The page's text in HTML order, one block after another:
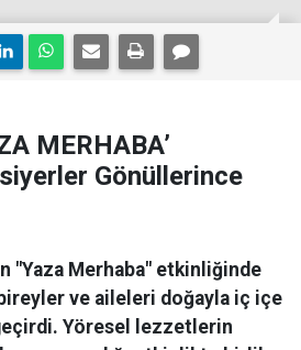
MERHABA’
Gönüllerince
"Yaza Merhaba" etkinliğinde
ve aileleri doğayla iç içe
Yöresel lezzetlerin